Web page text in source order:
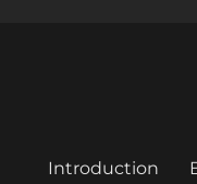
Introduction